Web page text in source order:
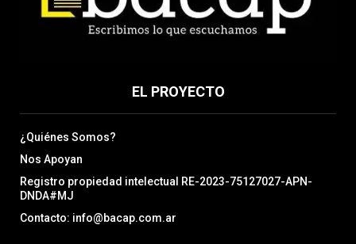
EL PROYECTO
¿Quiénes Somos?
Nos Apoyan
Registro propiedad intelectual RE-2023-75127027-APN-
DNDA#MJ
Contacto: info@bacap.com.ar